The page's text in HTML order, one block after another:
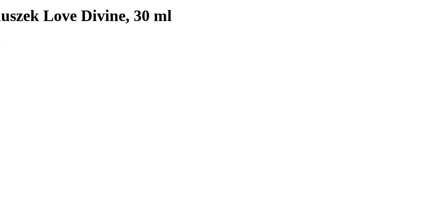
Love Divine, 30 ml